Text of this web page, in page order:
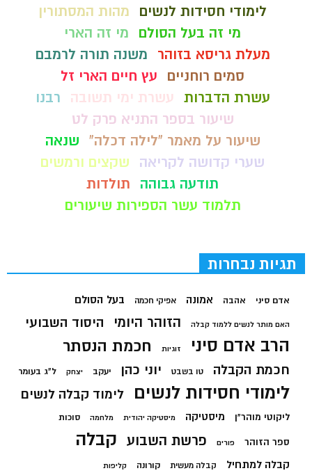
לימודי חסידות לנשים
מהות המסתורין
מי זה בעל הסולם
מי זה הארי
מעלת גריסא בזוהר
משנה תורה לרמבם
סמים רוחניים
עץ חיים הארי זל
עשרת הדברות
עשרת ימי תשובה
רבנו
שיעור בספר התניא פרק לט
שיעור על מאמר "לילה דכלה" שנאה
שערי קדושה לקריאה
שקצים ורמשים
תודעה גבוהה
תולדות
תלמוד עשר הספירות שיעורים
תגיות נבחרות
אדם סיני אהבה אמונה אפיקי חכמה בעל הסולם
האם מותר לנשים ללמוד קבלה הזוהר היומי היסוד השבועי
הרב אדם סיני זוגיות חכמת הנסתר
חכמת הקבלה טו בשבט יוני כהן יעקב יצחק ל"ג בעומר
לימודי חסידות לנשים לימוד קבלה לנשים
ליקוטי מוהר"ן מיסטיקה מיסטיקה יהודית מלחמה סוכות
ספר הזוהר פורים פרשת השבוע קבלה
קבלה למתחיל קבלה מעשית קורונה קליפות